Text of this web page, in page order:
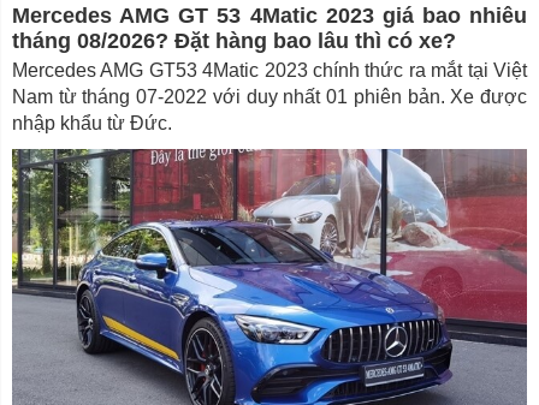
Mercedes AMG GT 53 4Matic 2023 giá bao nhiêu
tháng 08/2026? Đặt hàng bao lâu thì có xe?
Mercedes AMG GT53 4Matic 2023 chính thức ra mắt tại Việt
Nam từ tháng 07-2022 với duy nhất 01 phiên bản. Xe được
nhập khẩu từ Đức.